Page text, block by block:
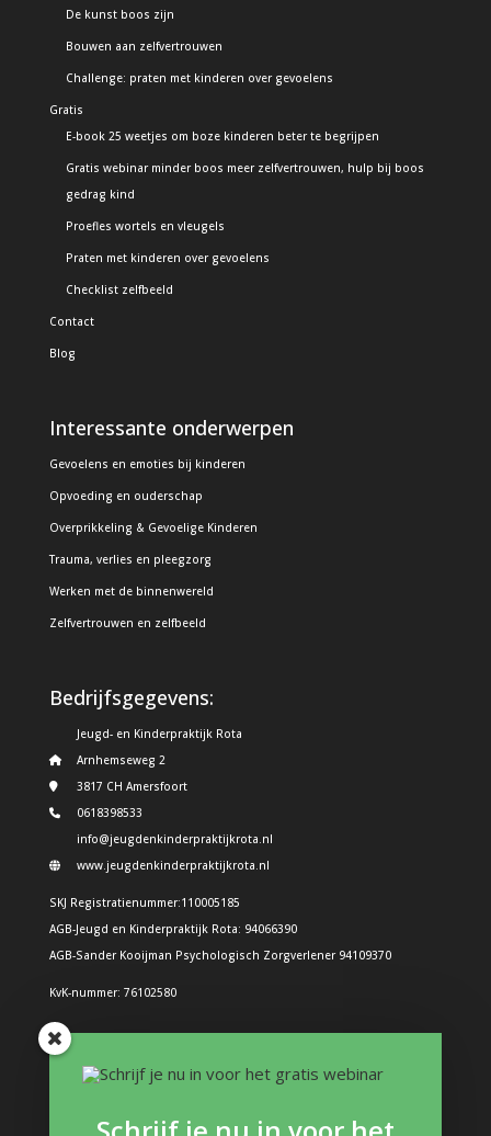
De kunst boos zijn
Bouwen aan zelfvertrouwen
Challenge: praten met kinderen over gevoelens
Gratis
E-book 25 weetjes om boze kinderen beter te begrijpen
Gratis webinar minder boos meer zelfvertrouwen, hulp bij boos
gedrag kind
Proefles wortels en vleugels
Praten met kinderen over gevoelens
Checklist zelfbeeld
Contact
Blog
Interessante onderwerpen
Gevoelens en emoties bij kinderen
Opvoeding en ouderschap
Overprikkeling & Gevoelige Kinderen
Trauma, verlies en pleegzorg
Werken met de binnenwereld
Zelfvertrouwen en zelfbeeld
Bedrijfsgegevens:
Jeugd- en Kinderpraktijk Rota
Arnhemseweg 2
3817 CH Amersfoort
0618398533
info@jeugdenkinderpraktijkrota.nl
www.jeugdenkinderpraktijkrota.nl
SKJ Registratienummer:110005185
AGB-Jeugd en Kinderpraktijk Rota: 94066390
AGB-Sander Kooijman Psychologisch Zorgverlener 94109370
KvK-nummer: 76102580
Problemen bij kinderen
Structuur in de dag: Hoe doe je dat?